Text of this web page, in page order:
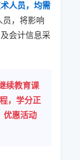
人员，均需
员，将影响
会计信息采
续教育课
，学分正
优惠活动